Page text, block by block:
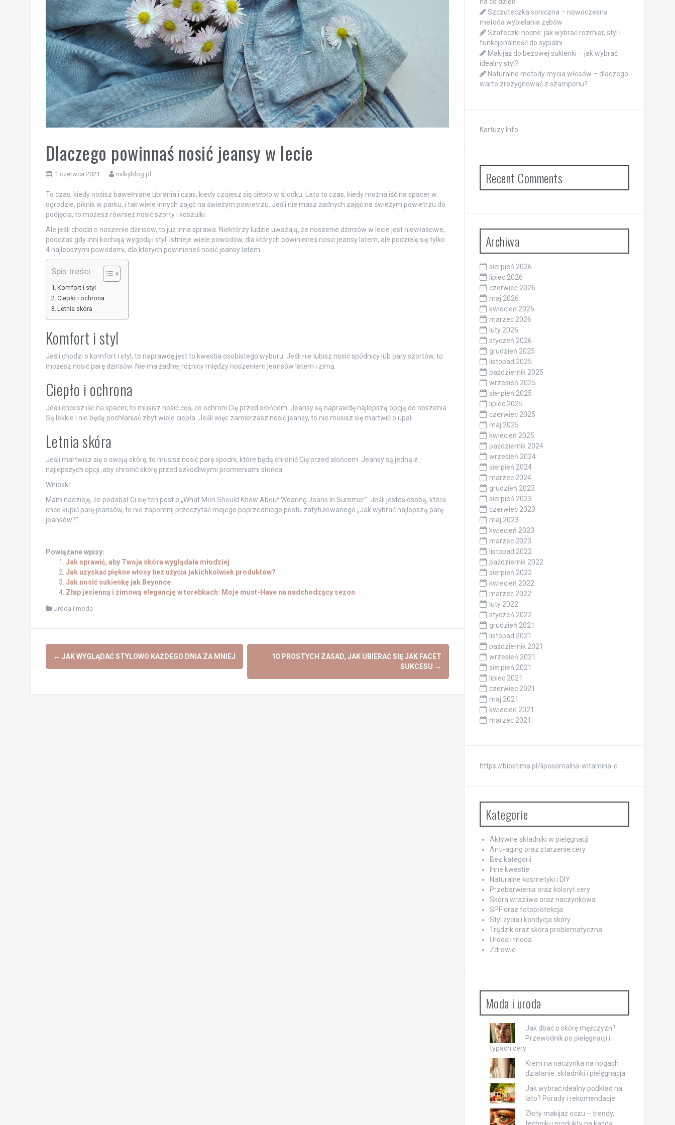
Dlaczego powinnaś nosić jeansy w lecie
1 czerwca 2021 milkyblog.pl
To czas, kiedy nosisz bawełniane ubrania i czas, kiedy czujesz się ciepło w środku. Lato to czas, kiedy można iść na spacer w
ogrodzie, piknik w parku, i tak wiele innych zajęć na świeżym powietrzu. Jeśli nie masz żadnych zajęć na świeżym powietrzu do
podjęcia, to możesz również nosić szorty i koszulki.
Ale jeśli chodzi o noszenie dżinsów, to już inna sprawa. Niektórzy ludzie uważają, że noszenie dżinsów w lecie jest niewłaściwe,
podczas gdy inni kochają wygodę i styl. Istnieje wiele powodów, dla których powinieneś nosić jeansy latem, ale podzielę się tylko
4 najlepszymi powodami, dla których powinieneś nosić jeansy latem.
Spis treści
Komfort i styl
Ciepło i ochrona
Letnia skóra
Komfort i styl
Jeśli chodzi o komfort i styl, to naprawdę jest to kwestia osobistego wyboru. Jeśli nie lubisz nosić spódnicy lub pary szortów, to
możesz nosić parę dżinsów. Nie ma żadnej różnicy między noszeniem jeansów latem i zimą.
Ciepło i ochrona
Jeśli chcesz iść na spacer, to musisz nosić coś, co ochroni Cię przed słońcem. Jeansy są naprawdę najlepszą opcją do noszenia.
Są lekkie i nie będą pochłaniać zbyt wiele ciepła. Jeśli więc zamierzasz nosić jeansy, to nie musisz się martwić o upał.
Letnia skóra
Jeśli martwisz się o swoją skórę, to musisz nosić parę spodni, które będą chronić Cię przed słońcem. Jeansy są jedną z
najlepszych opcji, aby chronić skórę przed szkodliwymi promieniami słońca.
Wnioski:
Mam nadzieję, że podobał Ci się ten post o „What Men Should Know About Wearing Jeans In Summer”. Jeśli jesteś osobą, która
chce kupić parę jeansów, to nie zapomnij przeczytać mojego poprzedniego postu zatytułowanego „Jak wybrać najlepszą parę
jeansów?”.
Powiązane wpisy:
Jak sprawić, aby Twoja skóra wyglądała młodziej
Jak uzyskać piękne włosy bez użycia jakichkolwiek produktów?
Jak nosić sukienkę jak Beyonce
Złap jesienną i zimową elegancję w torebkach: Moje must-Have na nadchodzący sezon
Uroda i moda
Post
navigation
← JAK WYGLĄDAĆ STYLOWO KAŻDEGO DNIA ZA MNIEJ
10 PROSTYCH ZASAD, JAK UBIERAĆ SIĘ JAK FACET
SUKCESU →
Szczoteczka soniczna – nowoczesna
metoda wybielania zębów
Szafeczki nocne: jak wybrać rozmiar, styl i
funkcjonalność do sypialni
Makijaż do beżowej sukienki – jak wybrać
idealny styl?
Naturalne metody mycia włosów – dlaczego
warto zrezygnować z szamponu?
Kartuzy Info
Recent Comments
Archiwa
sierpień 2026
lipiec 2026
czerwiec 2026
maj 2026
kwiecień 2026
marzec 2026
luty 2026
styczeń 2026
grudzień 2025
listopad 2025
październik 2025
wrzesień 2025
sierpień 2025
lipiec 2025
czerwiec 2025
maj 2025
kwiecień 2025
październik 2024
wrzesień 2024
sierpień 2024
marzec 2024
grudzień 2023
sierpień 2023
czerwiec 2023
maj 2023
kwiecień 2023
marzec 2023
listopad 2022
październik 2022
sierpień 2022
kwiecień 2022
marzec 2022
luty 2022
styczeń 2022
grudzień 2021
listopad 2021
październik 2021
wrzesień 2021
sierpień 2021
lipiec 2021
czerwiec 2021
maj 2021
kwiecień 2021
marzec 2021
https://biostima.pl/liposomalna-witamina-c
Kategorie
Aktywne składniki w pielęgnacji
Anti-aging oraz starzenie cery
Bez kategorii
Inne kwestie
Naturalne kosmetyki i DIY
Przebarwienia oraz koloryt cery
Skóra wrażliwa oraz naczynkowa
SPF oraz fotoprotekcja
Styl życia i kondycja skóry
Trądzik oraz skóra problematyczna
Uroda i moda
Zdrowie
Moda i uroda
Jak dbać o skórę mężczyzn?
Przewodnik po pielęgnacji i
typach cery
Krem na naczynka na nogach –
działanie, składniki i pielęgnacja
Jak wybrać idealny podkład na
lato? Porady i rekomendacje
Złoty makijaż oczu – trendy,